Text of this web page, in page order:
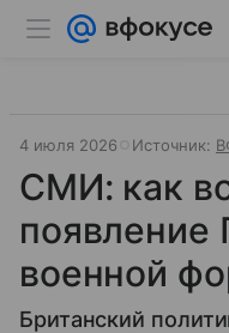
4 июля 2026 Источник:
СМИ: как
появление
военной
Британский